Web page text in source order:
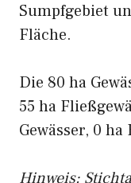
Sumpfgebiet
Fläche.
Die 80 ha
55 ha
Gewässer, 0
Hinweis: